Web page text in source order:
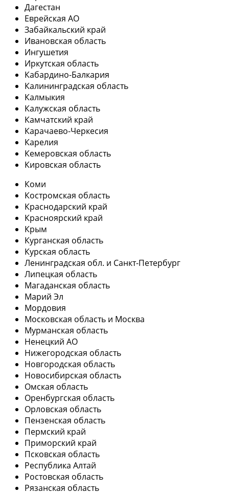
Дагестан
Еврейская АО
Забайкальский край
Ивановская область
Ингушетия
Иркутская область
Кабардино-Балкария
Калининградская область
Калмыкия
Калужская область
Камчатский край
Карачаево-Черкесия
Карелия
Кемеровская область
Кировская область
Коми
Костромская область
Краснодарский край
Красноярский край
Крым
Курганская область
Курская область
Ленинградская обл. и Санкт-Петербург
Липецкая область
Магаданская область
Марий Эл
Мордовия
Московская область и Москва
Мурманская область
Ненецкий АО
Нижегородская область
Новгородская область
Новосибирская область
Омская область
Оренбургская область
Орловская область
Пензенская область
Пермский край
Приморский край
Псковская область
Республика Алтай
Ростовская область
Рязанская область